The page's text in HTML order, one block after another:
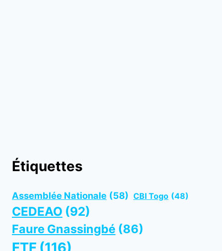
Étiquettes
Assemblée Nationale (58) CBI Togo (48)
CEDEAO (92)
Faure Gnassingbé (86)
FTF (116)